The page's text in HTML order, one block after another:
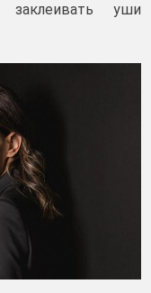
уши